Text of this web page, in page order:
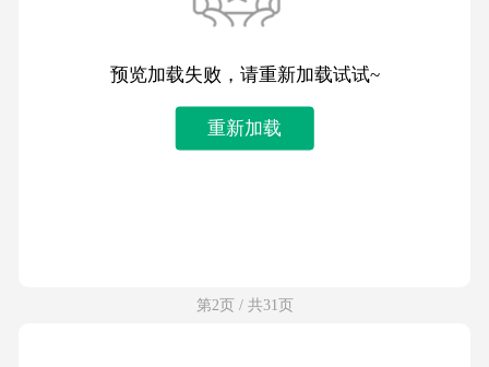
预览加载失败，请重新加载试试~
重新加载
第2页 / 共31页